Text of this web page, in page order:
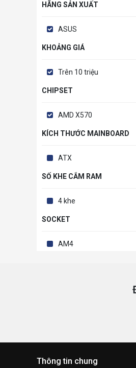
HÃNG SẢN XUẤT
ASUS
KHOẢNG GIÁ
Trên 10 triệu
CHIPSET
AMD X570
KÍCH THƯỚC MAINBOARD
ATX
SỐ KHE CẮM RAM
4 khe
SOCKET
AM4
Thông tin chung